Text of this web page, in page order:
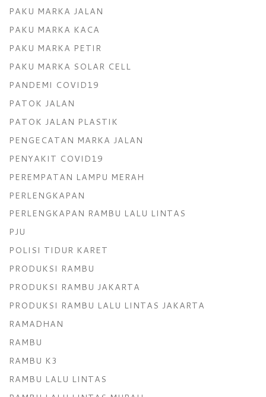
PAKU MARKA JALAN
PAKU MARKA KACA
PAKU MARKA PETIR
PAKU MARKA SOLAR CELL
PANDEMI COVID19
PATOK JALAN
PATOK JALAN PLASTIK
PENGECATAN MARKA JALAN
PENYAKIT COVID19
PEREMPATAN LAMPU MERAH
PERLENGKAPAN
PERLENGKAPAN RAMBU LALU LINTAS
PJU
POLISI TIDUR KARET
PRODUKSI RAMBU
PRODUKSI RAMBU JAKARTA
PRODUKSI RAMBU LALU LINTAS JAKARTA
RAMADHAN
RAMBU
RAMBU K3
RAMBU LALU LINTAS